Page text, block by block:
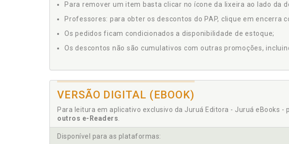
Para remover um item basta clicar no ícone da lixeira ao lado da
Professores: para obter os descontos do PAP, clique em
Os pedidos ficam condicionados a disponibilidade de estoque;
Os descontos não são cumulativos com outras promoções,
VERSÃO DIGITAL (EBOOK)
Para leitura em aplicativo exclusivo da Juruá Editora - Juruá eBooks -
outros e-Readers
Disponível para as plataformas: